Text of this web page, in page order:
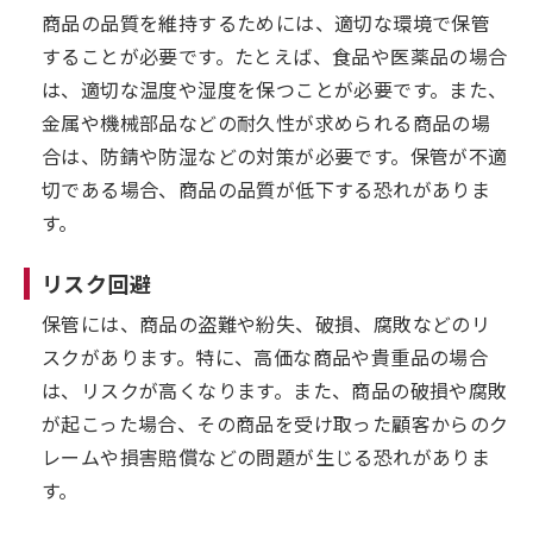
商品の品質を維持するためには、適切な環境で保管
することが必要です。たとえば、食品や医薬品の場合
は、適切な温度や湿度を保つことが必要です。また、
金属や機械部品などの耐久性が求められる商品の場
合は、防錆や防湿などの対策が必要です。保管が不適
切である場合、商品の品質が低下する恐れがありま
す。
リスク回避
保管には、商品の盗難や紛失、破損、腐敗などのリ
スクがあります。特に、高価な商品や貴重品の場合
は、リスクが高くなります。また、商品の破損や腐敗
が起こった場合、その商品を受け取った顧客からのク
レームや損害賠償などの問題が生じる恐れがありま
す。